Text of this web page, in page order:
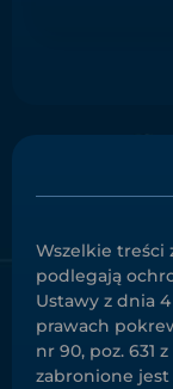
Wszelkie treści
podlegają
Ustawy z dnia
prawach
nr 90, poz. 631
zabronione